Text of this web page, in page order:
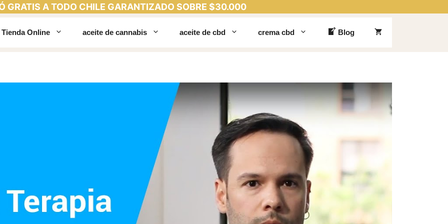
GRATIS A TODO CHILE GARANTIZADO SOBRE $30.000
Tienda Online aceite de cannabis aceite de cbd crema cbd Blog